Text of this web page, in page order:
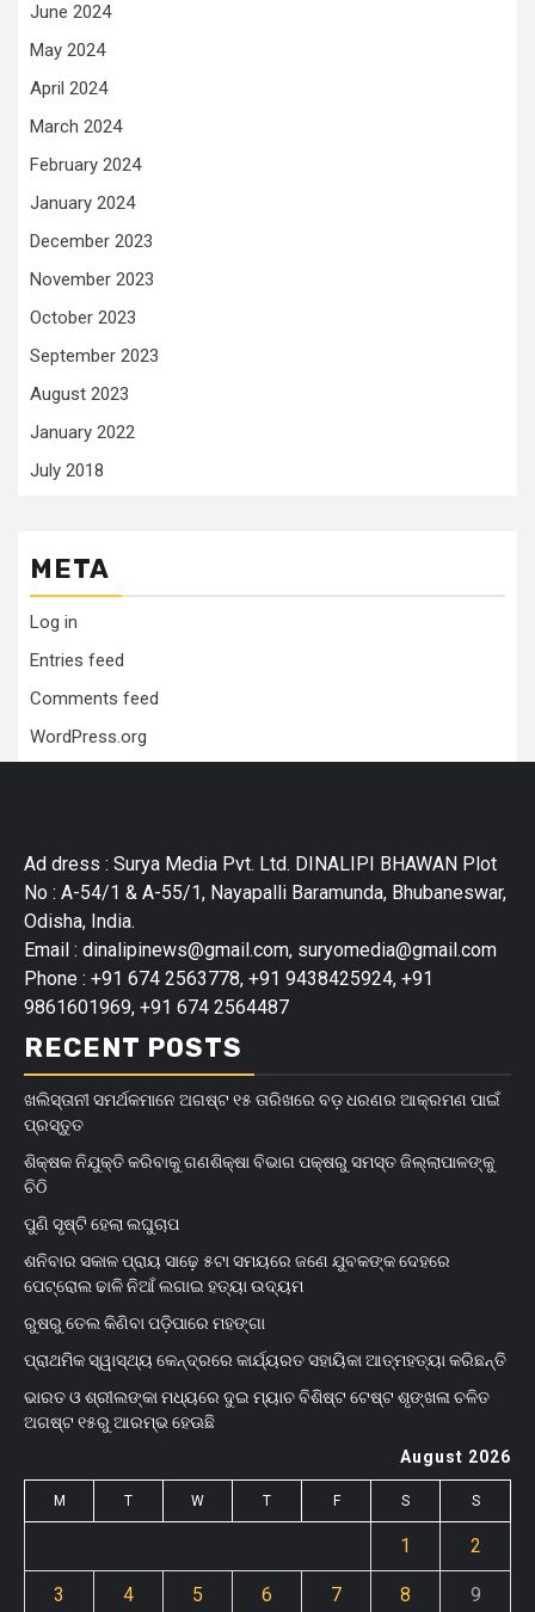
June 2024
May 2024
April 2024
March 2024
February 2024
January 2024
December 2023
November 2023
October 2023
September 2023
August 2023
January 2022
July 2018
META
Log in
Entries feed
Comments feed
WordPress.org
Ad dress : Surya Media Pvt. Ltd. DINALIPI BHAWAN Plot
No : A-54/1 & A-55/1, Nayapalli Baramunda, Bhubaneswar,
Odisha, India.
Email : dinalipinews@gmail.com, suryomedia@gmail.com
Phone : +91 674 2563778, +91 9438425924, +91
9861601969, +91 674 2564487
RECENT POSTS
ଖଲିସ୍ତାନୀ ସମର୍ଥକମାନେ ଅଗଷ୍ଟ ୧୫ ତାରିଖରେ ବଡ଼ ଧରଣର ଆକ୍ରମଣ ପାଇଁ
ପ୍ରସ୍ତୁତ
ଶିକ୍ଷକ ନିଯୁକ୍ତି କରିବାକୁ ଗଣଶିକ୍ଷା ବିଭାଗ ପକ୍ଷରୁ ସମସ୍ତ ଜିଲ୍ଲାପାଳଙ୍କୁ
ଚିଠି
ପୁଣି ସୃଷ୍ଟି ହେଲା ଲଘୁଚାପ
ଶନିବାର ସକାଳ ପ୍ରାୟ ସାଢ଼େ ୫ଟା ସମୟରେ ଜଣେ ଯୁବକଙ୍କ ଦେହରେ
ପେଟ୍ରୋଲ ଢାଳି ନିଆଁ ଲଗାଇ ହତ୍ୟା ଉଦ୍ୟମ
ରୁଷରୁ ତେଲ କିଣିବା ପଡ଼ିପାରେ ମହଙ୍ଗା
ପ୍ରାଥମିକ ସ୍ୱାସ୍ଥ୍ୟ କେନ୍ଦ୍ରରେ କାର୍ଯ୍ୟରତ ସହାୟିକା ଆତ୍ମହତ୍ୟା କରିଛନ୍ତି
ଭାରତ ଓ ଶ୍ରୀଲଙ୍କା ମଧ୍ୟରେ ଦୁଇ ମ୍ୟାଚ ବିଶିଷ୍ଟ ଟେଷ୍ଟ ଶୃଙ୍ଖଳା ଚଳିତ
ଅଗଷ୍ଟ ୧୫ରୁ ଆରମ୍ଭ ହେଊଛି
August 2026
M T W T F S S
1 2
3 4 5 6 7 8 9